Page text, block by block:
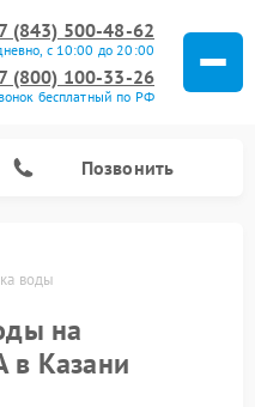
(843) 500-48-62
с 10:00 до 20:00
(800) 100-33-26
бесплатный по РФ
Позвонить
воды
на
в Казани